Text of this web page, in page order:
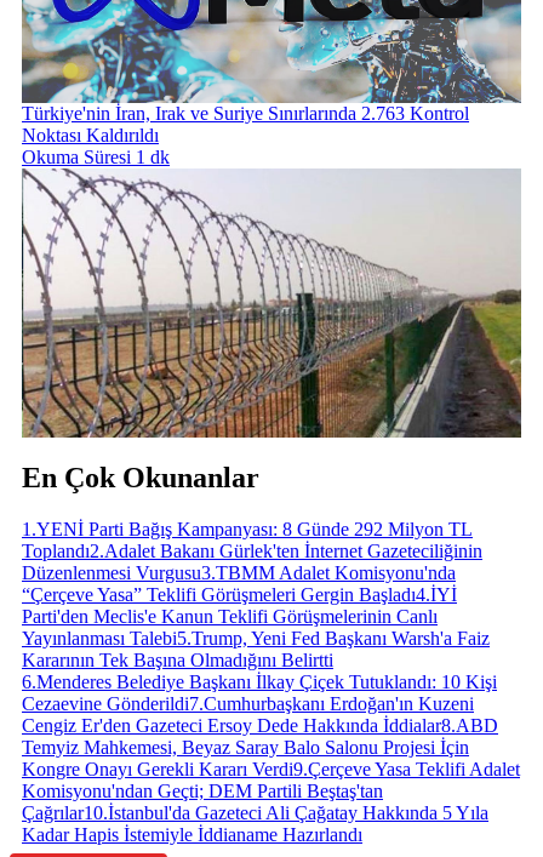
Türkiye'nin İran, Irak ve Suriye Sınırlarında 2.763 Kontrol
Noktası Kaldırıldı
Okuma Süresi 1 dk
En Çok Okunanlar
1 .YENİ Parti Bağış Kampanyası: 8 Günde 292 Milyon TL
Toplandı2.Adalet Bakanı Gürlek'ten İnternet Gazeteciliğinin
Düzenlenmesi Vurgusu3.TBMM Adalet Komisyonu'nda
“Çerçeve Yasa” Teklifi Görüşmeleri Gergin Başladı4.İYİ
Parti'den Meclis'e Kanun Teklifi Görüşmelerinin Canlı
Yayınlanması Talebi5.Trump, Yeni Fed Başkanı Warsh'a Faiz
Kararının Tek Başına Olmadığını Belirtti
6.Menderes Belediye Başkanı İlkay Çiçek Tutuklandı: 10 Kişi
Cezaevine Gönderildi7.Cumhurbaşkanı Erdoğan'ın Kuzeni
Cengiz Er'den Gazeteci Ersoy Dede Hakkında İddialar8.ABD
Temyiz Mahkemesi, Beyaz Saray Balo Salonu Projesi İçin
Kongre Onayı Gerekli Kararı Verdi9.Çerçeve Yasa Teklifi Adalet
Komisyonu'ndan Geçti; DEM Partili Beştaş'tan
Çağrılar10.İstanbul'da Gazeteci Ali Çağatay Hakkında 5 Yıla
Kadar Hapis İstemiyle İddianame Hazırlandı